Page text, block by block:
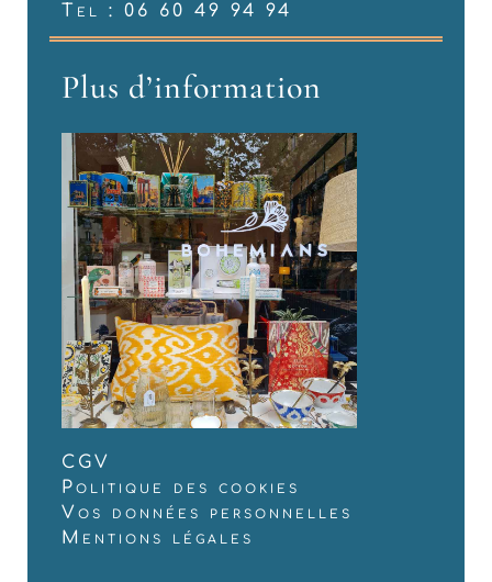
Tel : 06 60 49 94 94
Plus d’information
CGV
Politique des cookies
Vos données personnelles
Mentions légales